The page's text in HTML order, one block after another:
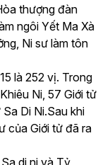
thượng đàn
ngôi Yết Ma Xà
Ni sư làm tôn
là 252 vị. Trong
Ni, 57 Giới tử
Di Ni.Sau khi
của Giới tử đã ra
di ni và Tỷ